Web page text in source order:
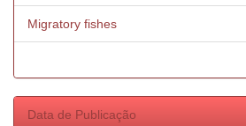
Migratory fishes
Data de Publicação